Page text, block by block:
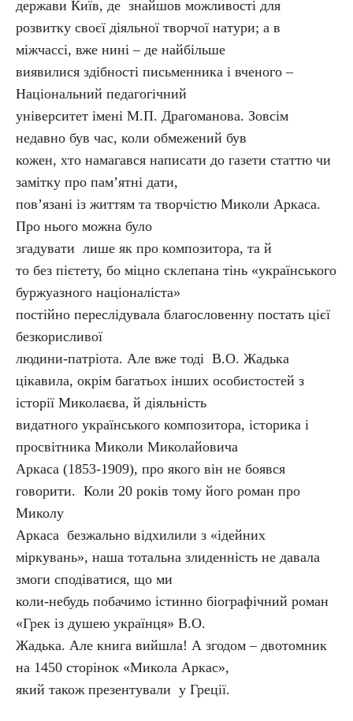
держави Київ, де знайшов можливості для
розвитку своєї діяльної творчої натури; а в
міжчассі, вже нині – де найбільше
виявилися здібності письменника і вченого –
Національний педагогічний
університет імені М.П. Драгоманова. Зовсім
недавно був час, коли обмежений був
кожен, хто намагався написати до газети статтю чи
замітку про пам’ятні дати,
пов’язані із життям та творчістю Миколи Аркаса.
Про нього можна було
згадувати лише як про композитора, та й
то без пієтету, бо міцно склепана тінь «українського
буржуазного націоналіста»
постійно переслідувала благословенну постать цієї
безкорисливої
людини-патріота. Але вже тоді В.О. Жадька
цікавила, окрім багатьох інших особистостей з
історії Миколаєва, й діяльність
видатного українського композитора, історика і
просвітника Миколи Миколайовича
Аркаса (1853-1909), про якого він не боявся
говорити. Коли 20 років тому його роман про
Миколу
Аркаса безжально відхилили з «ідейних
міркувань», наша тотальна злиденність не давала
змоги сподіватися, що ми
коли-небудь побачимо істинно біографічний роман
«Грек із душею українця» В.О.
Жадька. Але книга вийшла! А згодом – двотомник
на 1450 сторінок «Микола Аркас»,
який також презентували у Греції.